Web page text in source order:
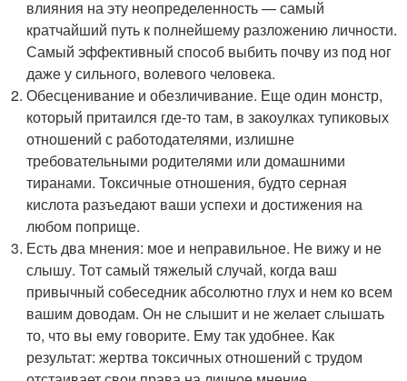
влияния на эту неопределенность — самый
кратчайший путь к полнейшему разложению личности.
Самый эффективный способ выбить почву из под ног
даже у сильного, волевого человека.
Обесценивание и обезличивание. Еще один монстр,
который притаился где-то там, в закоулках тупиковых
отношений с работодателями, излишне
требовательными родителями или домашними
тиранами. Токсичные отношения, будто серная
кислота разъедают ваши успехи и достижения на
любом поприще.
Есть два мнения: мое и неправильное. Не вижу и не
слышу. Тот самый тяжелый случай, когда ваш
привычный собеседник абсолютно глух и нем ко всем
вашим доводам. Он не слышит и не желает слышать
то, что вы ему говорите. Ему так удобнее. Как
результат: жертва токсичных отношений с трудом